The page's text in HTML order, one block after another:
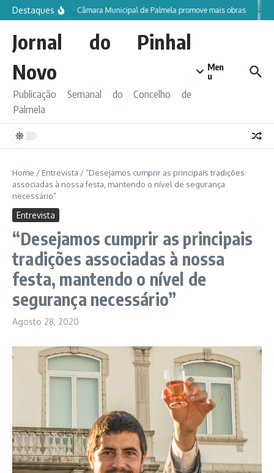
Ir para o conteúdo
Destaques Câmara Municipal de Palmela promove mais obras
Jornal do Pinhal
Novo
Publicação Semanal do Concelho de
Palmela
Men
u
Home / Entrevista / “Desejamos cumprir as principais tradições
associadas à nossa festa, mantendo o nível de segurança
necessário”
Entrevista
“Desejamos cumprir as principais
tradições associadas à nossa
festa, mantendo o nível de
segurança necessário”
Agosto 28, 2020